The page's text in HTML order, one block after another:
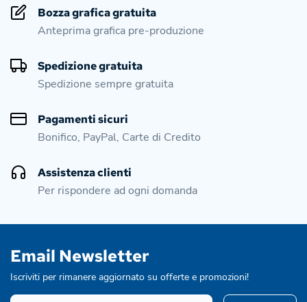
Bozza grafica gratuita
Anteprima grafica pre-produzione
Spedizione gratuita
Spedizione sempre gratuita
Pagamenti sicuri
Bonifico, PayPal, Carte di Credito
Assistenza clienti
Per rispondere ad ogni domanda
Email Newsletter
Iscriviti per rimanere aggiornato su offerte e promozioni!